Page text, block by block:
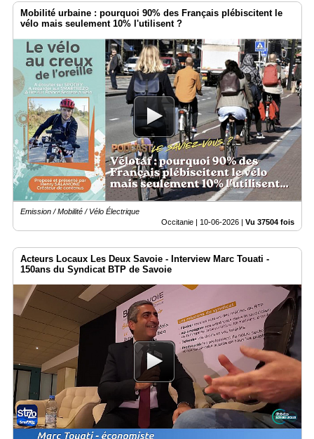
Mobilité urbaine : pourquoi 90% des Français plébiscitent le
vélo mais seulement 10% l'utilisent ?
Emission / Mobilité / Vélo Électrique
Occitanie | 10-06-2026 | Vu 37504 fois
Acteurs Locaux Les Deux Savoie - Interview Marc Touati -
150ans du Syndicat BTP de Savoie